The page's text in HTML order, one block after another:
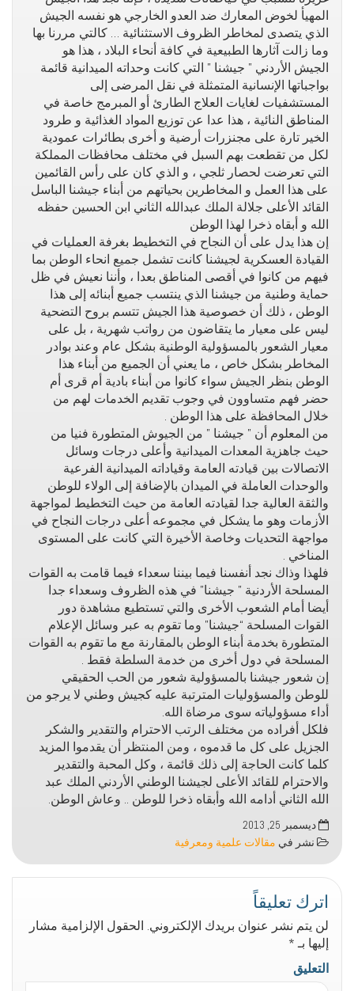
المهيأ لخوض المعارك ضد العدو الخارجي هو نفسه الجيش
الذي يتصدى لمخاطر الظروف اﻻستثنائية … كالتي مررنا بها
وما زالت آثارها الطبيعية في كافة أنحاء البلاد ، هذا هو
الجيش اﻷردني ” جيشنا ” التي كانت وحداته الميدانية قائمة
بواجباتها اﻹنسانية المتمثلة في نقل المرضى إلى
المستشفيات لغايات العلاج الطارئ أو المبرمج خاصة في
المناطق النائية ، هذا عدا عن توزيع المواد الغذائية و طرود
الخير تارة على مجنزرات أرضية و أخرى بطائرات عمودية
لكل من تقطعت بهم السبل في مختلف محافظات المملكة
التي تعرضت لحصار ثلجي ، و الذي كان على رأس القائمين
على هذا العمل و المخاطرين بحياتهم من أبناء جيشنا الباسل
القائد الأعلى جلالة الملك عبدالله الثاني ابن الحسين حفظه
الله و أبقاه ذخرا لهذا الوطن
إن هذا يدل على أن النجاح في التخطيط بغرفة العمليات في
القيادة العسكرية لجيشنا كانت تشمل جميع انحاء الوطن بما
فيهم من كانوا في أقصى المناطق بعدا ، وأننا نعيش في ظل
حماية وطنية من جيشنا الذي ينتسب جميع أبنائه إلى هذا
الوطن ، ذلك أن خصوصية هذا الجيش تتسم بروح التضحية
ليس على معيار ما يتقاضون من رواتب شهرية ، بل على
معيار الشعور بالمسؤولية الوطنية بشكل عام وعند بوادر
المخاطر بشكل خاص ، ما يعني أن الجميع من أبناء هذا
الوطن بنظر الجيش سواء كانوا من أبناء بادية أم قرى أم
حضر فهم متساوون في وجوب تقديم الخدمات لهم من
خلال المحافظة على هذا الوطن .
من المعلوم أن ” جيشنا ” من الجيوش المتطورة فنيا من
حيث جاهزية المعدات الميدانية وأعلى درجات وسائل
اﻻتصالات بين قيادته العامة وقياداته الميدانية الفرعية
والوحدات العاملة في الميدان باﻹضافة إلى الوﻻء للوطن
والثقة العالية جدا لقيادته العامة من حيث التخطيط لمواجهة
اﻷزمات وهو ما يشكل في مجموعه أعلى درجات النجاح في
مواجهة التحديات وخاصة اﻷخيرة التي كانت على المستوى
المناخي .
فلهذا وذاك نجد أنفسنا فيما بيننا سعداء فيما قامت به القوات
المسلحة اﻷردنية ” جيشنا” في هذه الظروف وسعداء جدا
أيضا أمام الشعوب اﻷخرى والتي تستطيع مشاهدة دور
القوات المسلحة “جيشنا” وما تقوم به عبر وسائل اﻹعلام
المتطورة بخدمة أبناء الوطن بالمقارنة مع ما تقوم به القوات
المسلحة في دول أخرى من خدمة السلطة فقط .
إن شعور جيشنا بالمسؤولية شعور من الحب الحقيقي
للوطن والمسؤوليات المترتبة عليه كجيش وطني ﻻ يرجو من
أداء مسؤولياته سوى مرضاة الله.
فلكل أفراده من مختلف الرتب اﻻحترام والتقدير والشكر
الجزيل على كل ما قدموه ، ومن المنتظر أن يقدموا المزيد
كلما كانت الحاجة إلى ذلك قائمة ، وكل المحبة والتقدير
والاحترام للقائد اﻷعلى لجيشنا الوطني اﻷردني الملك عبد
الله الثاني أدامه الله وأبقاه ذخرا للوطن .. وعاش الوطن.
ديسمبر 25, 2013
نشر في مقالات علمية ومعرفية
اترك تعليقاً
لن يتم نشر عنوان بريدك الإلكتروني. الحقول الإلزامية مشار
إليها بـ*
التعليق